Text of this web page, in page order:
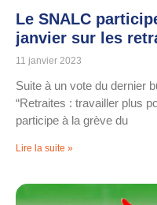
Le SNALC
janvier sur les
11 janvier 2023
Suite à un vote du dernier
“Retraites : travailler plus
participe à la grève du
Lire la suite »